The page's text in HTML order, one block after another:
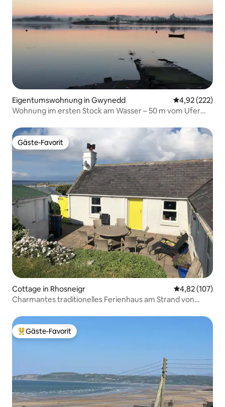
Eigentumswohnung in Gwynedd
4,92 (222)
Wohnung im ersten Stock am Wasser – 50 m vom Ufer
Gäste-Favorit
Gäste-Favorit
Cottage in Rhosneigr
4,82 (107)
Charmantes traditionelles Ferienhaus am Strand von
Beliebter Gäste-Favorit.
Gäste-Favorit